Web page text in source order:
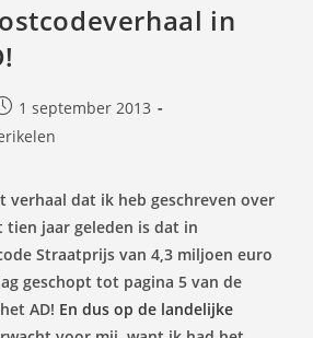
in
1 september 2013
verhaal dat ik heb geschreven over
jaar geleden is dat in
Straatprijs van 4,3 miljoen euro
geschopt tot pagina 5 van de
AD! En dus op de landelijke